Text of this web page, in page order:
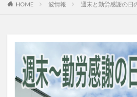
HOME 波情報 週末と勤労感謝の日